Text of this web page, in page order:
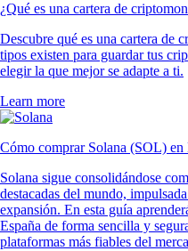
¿Qué es una cartera de
Descubre qué es una cartera de
tipos existen para guardar tus
elegir la que mejor se adapte a ti.
Learn more
Cómo comprar Solana (SOL) en
Solana sigue consolidándose
destacadas del mundo,
expansión. En esta guía
España de forma sencilla y
plataformas más fiables del